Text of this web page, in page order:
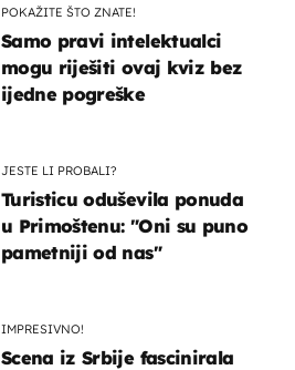
POKAŽITE ŠTO ZNATE!
Samo pravi intelektualci
mogu riješiti ovaj kviz bez
ijedne pogreške
JESTE LI PROBALI?
Turisticu oduševila ponuda
u Primoštenu: "Oni su puno
pametniji od nas"
IMPRESIVNO!
Scena iz Srbije fascinirala